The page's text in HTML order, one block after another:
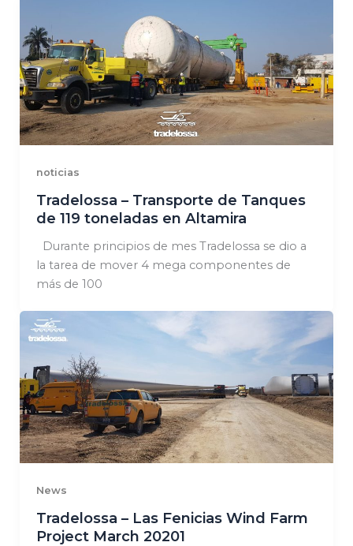
noticias
Tradelossa – Transporte de Tanques
de 119 toneladas en Altamira
Durante principios de mes Tradelossa se dio a
la tarea de mover 4 mega componentes de
más de 100
News
Tradelossa – Las Fenicias Wind Farm
Project March 20201